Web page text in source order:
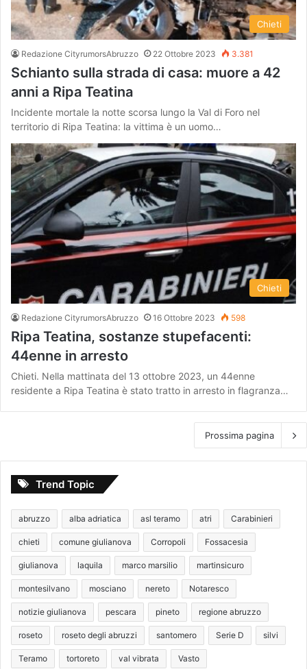
Chieti
Redazione CityrumorsAbruzzo 22 Ottobre 2023 3.381
Schianto sulla strada di casa: muore a 42
anni a Ripa Teatina
Incidente mortale la notte scorsa lungo la Val di Foro nel
territorio di Ripa Teatina: la vittima è un uomo…
Chieti
Redazione CityrumorsAbruzzo 16 Ottobre 2023 598
Ripa Teatina, sostanze stupefacenti:
44enne in arresto
Chieti. Nella mattinata del 13 ottobre 2023, un 44enne
residente a Ripa Teatina è stato tratto in arresto in flagranza…
Prossima pagina
Trend Topic
abruzzo alba adriatica asl teramo atri Carabinieri
chieti comune giulianova Corropoli Fossacesia
giulianova laquila marco marsilio martinsicuro
montesilvano mosciano nereto Notaresco
notizie giulianova pescara pineto regione abruzzo
roseto roseto degli abruzzi santomero Serie D silvi
Teramo tortoreto val vibrata Vasto